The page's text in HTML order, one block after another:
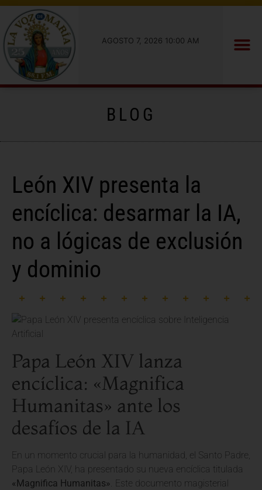
AGOSTO 7, 2026 10:00 AM
BLOG
León XIV presenta la
encíclica: desarmar la IA,
no a lógicas de exclusión
y dominio
Papa León XIV lanza
encíclica: «Magnifica
Humanitas» ante los
desafíos de la IA
En un momento crucial para la humanidad, el Santo Padre,
Papa León XIV, ha presentado su nueva encíclica titulada
«Magnifica Humanitas» . Este documento magisterial